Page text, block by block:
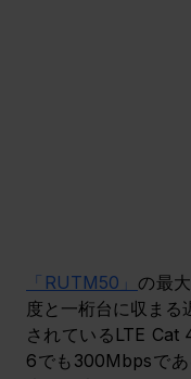
「RUTM50」 の最
度と一桁台に収まる
されているLTE Cat
6でも300Mbpsで